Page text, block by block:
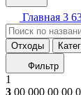
Главная 3
Отходы
Фильтр
1
3 00 000 00 00 0